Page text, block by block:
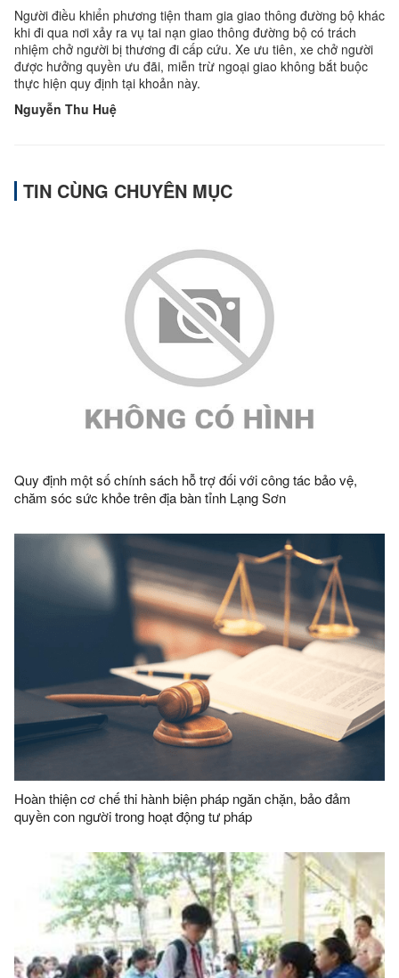
Người điều khiển phương tiện tham gia giao thông đường bộ khác
khi đi qua nơi xảy ra vụ tai nạn giao thông đường bộ có trách
nhiệm chở người bị thương đi cấp cứu. Xe ưu tiên, xe chở người
được hưởng quyền ưu đãi, miễn trừ ngoại giao không bắt buộc
thực hiện quy định tại khoản này.
Nguyễn Thu Huệ
TIN CÙNG CHUYÊN MỤC
Quy định một số chính sách hỗ trợ đối với công tác bảo vệ,
chăm sóc sức khỏe trên địa bàn tỉnh Lạng Sơn
Hoàn thiện cơ chế thi hành biện pháp ngăn chặn, bảo đảm
quyền con người trong hoạt động tư pháp